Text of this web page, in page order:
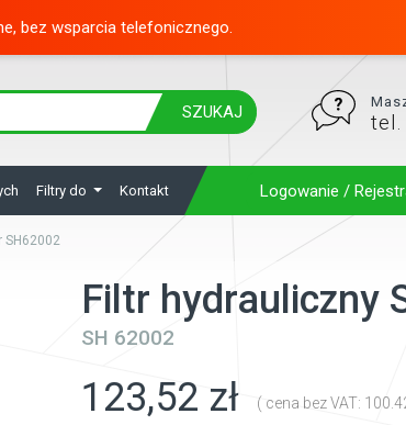
bez wsparcia telefonicznego.
SZUKAJ tel.
Filtry do Kontakt Logowanie /
SH62002
Filtr hydrauliczny
SH 62002
123,52 zł ( cena bez VAT: